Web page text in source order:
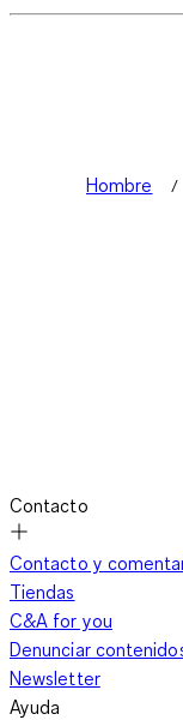
Hombre
Contacto
Contacto y
Tiendas
C&A for you
Denunciar
Newsletter
Ayuda